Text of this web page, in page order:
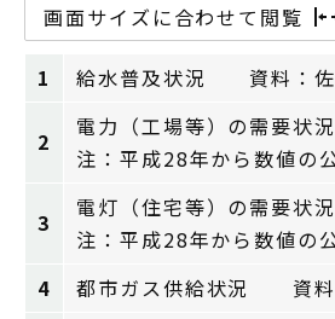
画面サイズに合わせて閲覧
1 給水普及状況 資料：佐
2
電力（工場等）の需要
注：平成28年から数値の
3
電灯（住宅等）の需要
注：平成28年から数値の
4
都市ガス供給状況 資料